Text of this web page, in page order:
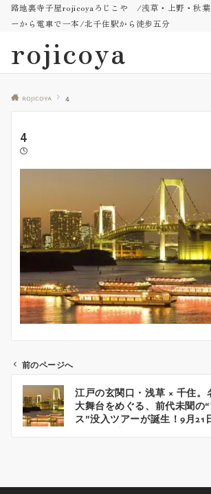
路地裏寺子屋rojicoyaろじこや /浅草・上野・秋葉
ーから電車で一本/北千住駅から徒歩五分
rojicoya
rojicoya 4
4
ビ
シ
前のページへ
江戸の玄関口・浅草 × 千住。
大舞台をめぐる、前代未聞の
ス”没入ツアーが誕生！9月21
月29日限定開催！2025年